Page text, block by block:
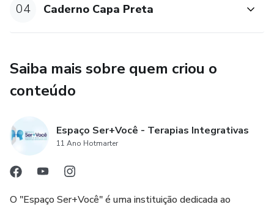
04 Caderno Capa Preta
Saiba mais sobre quem criou o
conteúdo
Espaço Ser+Você - Terapias Integrativas
11 Ano Hotmarter
O "Espaço Ser+Você" é uma instituição dedicada ao